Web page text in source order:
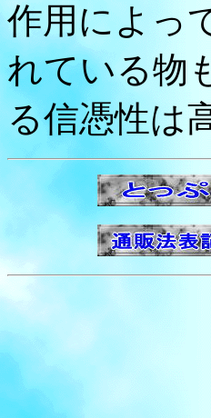
作用によっ
れている物
る信憑性は